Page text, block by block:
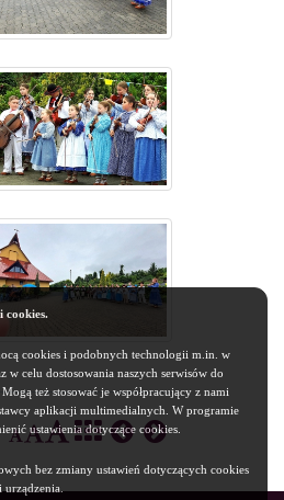
cookies.
cookies i podobnych technologii m.in. w
w celu dostosowania naszych serwisów do
też stosować je współpracujący z nami
aplikacji multimedialnych. W programie
ustawienia dotyczące cookies.
bez zmiany ustawień dotyczących cookies